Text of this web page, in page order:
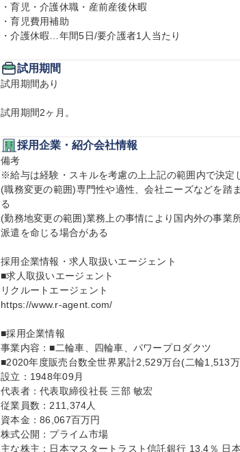
・育児・介護休職・産前産後休暇
・育児費用補助
・介護休暇…年間5日/要介護者1人当たり
試用期間
試用期間あり
試用期間2ヶ月。
採用企業・紹介会社情報
備考
※給与は経験・スキルを考慮の上上記の範囲内で決
(職務変更の範囲)専門性や適性、会社ニーズなどを踏
る
(勤務地変更の範囲)業務上の事情により国内外の事
派遣を命じる場合がある
採用企業情報・求人取扱いエージェント
■求人取扱いエージェント
リクルートエージェント
https://www.r-agent.com/
■採用企業情報
事業内容：■二輪車、四輪車、パワープロダクツ
■2020年度販売台数全世界累計2,529万台(二輪1,513
設立：1948年09月
代表者：代表取締役社長 三部 敏宏
従業員数：211,374人
資本金：86,067百万円
株式公開：プライム市場
主な株主：日本マスタートラスト信託銀行 13.4％ 日